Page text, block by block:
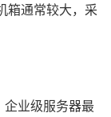
箱通常较大，采
业级服务器最